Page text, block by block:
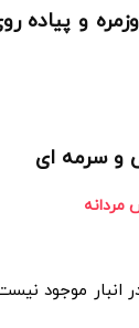
و پیاده
و سرمه ای
مردانه
انبار موجود